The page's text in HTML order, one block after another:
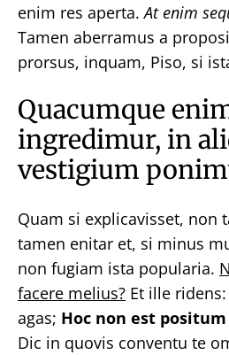
enim res aperta.At enim
Tamen aberramus a
prorsus, inquam, Piso, si
Quacumque
ingredimur, in
vestigium
Quam si explicavisset, non
tamen enitar et, si minus
non fugiam ista popularia.
facere melius? Et ille
agas; Hoc non est
Dic in quovis conventu te